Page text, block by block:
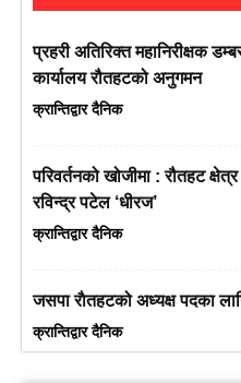
प्रहरी अतिरिक्त महानिरीक्षक
कार्यालय रौतहटको अनुगमन
क्रान्तिद्वार दैनिक
परिवर्तनको खोजीमा : रौतहट
रविन्द्र पटेल ‘धीरज’
क्रान्तिद्वार दैनिक
जसपा राैतहटको अध्यक्ष पदका
क्रान्तिद्वार दैनिक